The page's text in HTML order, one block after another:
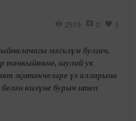
2519 0 3
мәгълүм булгач,
тәнкыйтьче, шулай ук
җитәкчеләре үз алларына
килүне бурыч итеп